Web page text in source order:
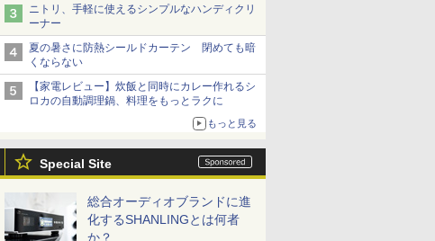
ニトリ、手軽に使えるシンプルなハンディクリ
ーナー
夏の暑さに防熱シールドカーテン 閉めても暗
くならない
【家電レビュー】炊飯と同時にカレー作れるシ
ロカの自動調理鍋、料理をもっとラクに
もっと見る
Special Site
総合オーディオブランドに進
化するSHANLINGとは何者
か？